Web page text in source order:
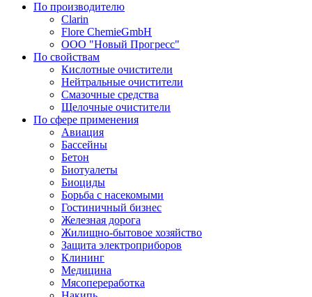
По производителю
Clarin
Flore ChemieGmbH
ООО "Новый Прогресс"
По свойствам
Кислотные очистители
Нейтральные очистители
Смазочные средства
Щелочные очистители
По сфере применения
Авиация
Бассейны
Бетон
Биотуалеты
Биоциды
Борьба с насекомыми
Гостиничный бизнес
Железная дорога
Жилищно-бытовое хозяйство
Защита электроприборов
Клининг
Медицина
Мясопереработка